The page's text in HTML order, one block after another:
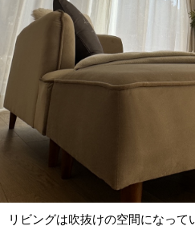
リビングは吹抜けの空間になって